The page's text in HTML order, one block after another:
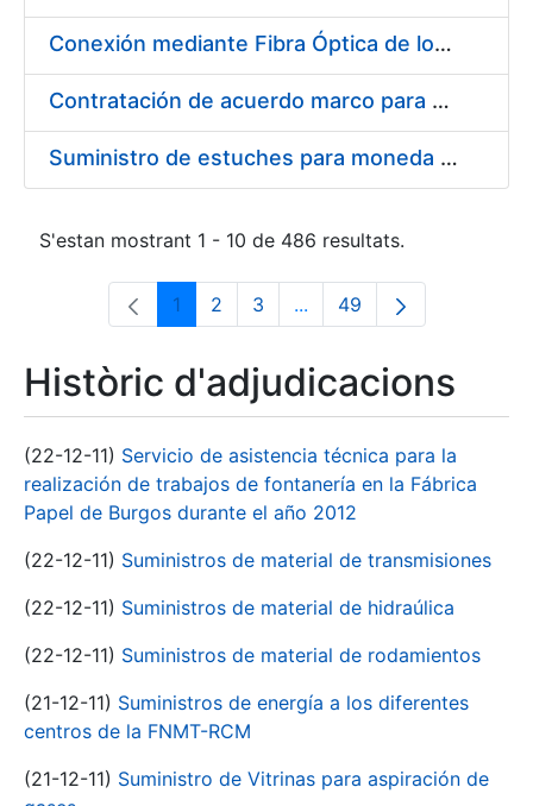
Conexión mediante Fibra Óptica de los Centros de Proceso de Datos (CPDs) de las sedes de la FNMT-RCM de Burgos y Madrid
Contratación de acuerdo marco para el Suministro de Material de Electricidad para la Fábrica Nacional de Moneda y Timbre-Real Casa de la Moneda en su centro de trabajo de Burgos
Suministro de estuches para moneda de 30 €
S'estan mostrant 1 - 10 de 486 resultats.
Pàgina
1 Pàgina
2 Pàgina
3 ...Pàgines intermèdies
Pàgina
49
Històric d'adjudicacions
(22-12-11) Servicio de asistencia técnica para la
realización de trabajos de fontanería en la Fábrica
Papel de Burgos durante el año 2012
(22-12-11) Suministros de material de transmisiones
(22-12-11) Suministros de material de hidraúlica
(22-12-11) Suministros de material de rodamientos
(21-12-11) Suministros de energía a los diferentes
centros de la FNMT-RCM
(21-12-11) Suministro de Vitrinas para aspiración de